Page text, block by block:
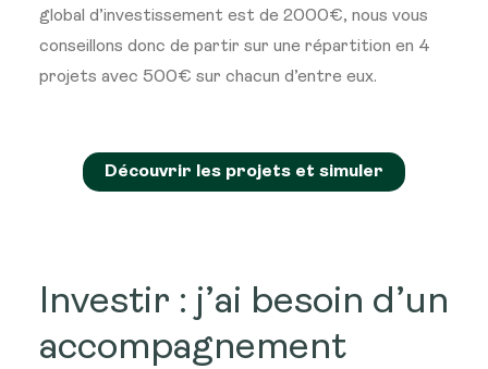
global d’investissement est de 2000€, nous vous
conseillons donc de partir sur une répartition en 4
projets avec 500€ sur chacun d’entre eux.
Découvrir les projets et simuler
Investir : j’ai besoin d’un
accompagnement